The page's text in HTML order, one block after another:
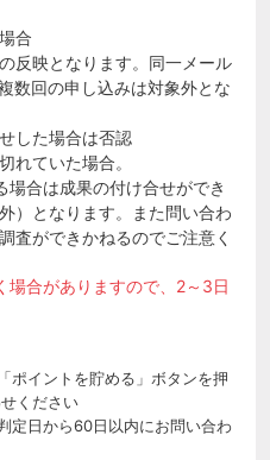
合
反映となります。同一メール
数回の申し込みは対象外とな
した場合は否認
れていた場合。
合は成果の付け合せができ
）となります。また問い合わ
査ができかねるのでご注意く
場合がありますので、2～3日
ポイントを貯める」ボタンを押
ください
定日から60日以内にお問い合わ